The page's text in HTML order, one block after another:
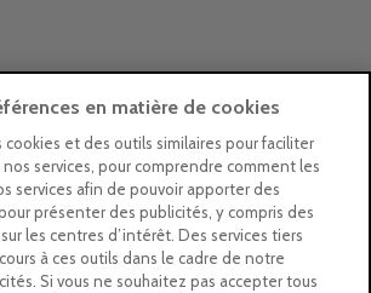
magasins
le Guide
en matière de cookies
cookies et des outils similaires pour faciliter
nos services, pour comprendre comment les
services afin de pouvoir apporter des
présenter des publicités, y compris des
les centres d’intérêt. Des services tiers
à ces outils dans le cadre de notre
Si vous ne souhaitez pas accepter tous